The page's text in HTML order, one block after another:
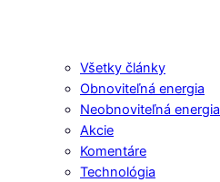
Všetky články
Obnoviteľná energia
Neobnoviteľná energia
Akcie
Komentáre
Technológia